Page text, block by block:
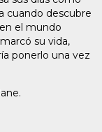
cuando descubre
el mundo
su vida,
ponerlo una vez